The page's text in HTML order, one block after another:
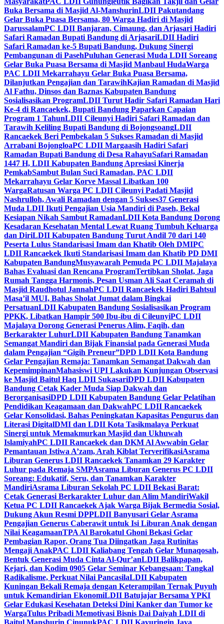
Buka Bersama di Masjid Al-ManshurinLDII Pakutandang
Gelar Buka Puasa Bersama, 80 Warga Hadiri di Masjid
DarussalamPC LDII Banjaran, Cimaung, dan Arjasari Hadiri
Safari Ramadan Bupati Bandung di ArjasariLDII Hadiri
Safari Ramadan ke-5 Bupati Bandung, Dukung Sinergi
Pembangunan di PasehPuluhan Generasi Muda LDII Soreang
Gelar Buka Puasa Bersama di Masjid Manbaul HudaWarga
PAC LDII Mekarrahayu Gelar Buka Puasa Bersama,
Dilanjutkan Pengajian dan TarawihKajian Ramadan di Masjid
Al Fathu, Dinsos dan Baznas Kabupaten Bandung
Sosialisasikan ProgramLDII Turut Hadir Safari Ramadan Hari
Ke-4 di Rancaekek, Bupati Bandung Paparkan Capaian
Program 1 TahunLDII Cileunyi Hadiri Safari Ramadan dan
Tarawih Keliling Bupati Bandung di BojongsoangLDII
Rancaekek Beri Pembekalan 5 Sukses Ramadan di Masjid
Arrabani BojongloaPC LDII Margaasih Hadiri Safari
Ramadan Bupati Bandung di Desa RahayuSafari Ramadan
1447 H, LDII Kabupaten Bandung Apresiasi Kinerja
PemkabSambut Bulan Suci Ramadan, PAC LDII
Mekarrahayu Gelar Korve Massal Libatkan 100
WargaRatusan Warga PC LDII Cileunyi Padati Masjid
Nashrulloh, Awali Ramadan dengan 5 Sukses37 Generasi
Muda LDII Ikuti Pengajian Usia Mandiri di Paseh, Bekal
Kesiapan Nikah Sambut RamadanLDII Kota Bandung Dorong
Kesadaran Kesehatan Mental Lewat Ruang Tumbuh Keluarga
dan DiriLDII Kabupaten Bandung Turut Andil 70 dari 140
Peserta Lulus Standarisasi Imam dan Khatib Oleh DMIPC
LDII Rancaekek Ikuti Standarisasi Imam dan Khatib PD DMI
Kabupaten BandungMusyawarah Pemuda PC LDII Majalaya
Bahas Evaluasi dan Rencana ProgramTertibkan Sholat, Jaga
Rumah Tangga Harmonis, Pesan Usman Ali Saat Ceramah di
Masjid Raudhotul JannahPC LDII Rancaekek Hadiri Bahtsul
Masa’il MUI, Bahas Sholat Jumat dalam Bingkai
PersatuanLDII Kabupaten Bandung Sosialisasikan Program
PPKK, Libatkan Hampir 500 Ibu-ibu di CileunyiPC LDII
Majalaya Dorong Generasi Penerus Alim, Faqih, dan
Berkarakter LuhurLDII Kabupaten Bandung Tanamkan
Semangat Mandiri dan Bijak Finansial pada Generasi Muda
dalam Pengajian “Gigih Preneur”DPD LDII Kota Bandung
Gelar Pengajian Remaja: Tanamkan Semangat Dakwah dan
KepemimpinanMahasiswi UPI Lakukan Kunjungan Observasi
ke Masjid Baitul Haq LDII SukasariDPD LDII Kabupaten
Bandung Cetak Kader Muda Siap Dakwah dan
BerorganisasiDPD LDII Kabupaten Bandung Gelar Pelatihan
Pendidikan Keagamaan dan DakwahPC LDII Rancaekek
Gelar Konsolidasi, Bahas Peningkatan Kapasitas Pengurus dan
Literasi DigitalDMI dan LDII Kota Tasikmalaya Perkuat
Sinergi untuk Memakmurkan Masjid dan Ukhuwah
IslamiyahPC LDII Rancaekek dan DKM Al Awwabin Gelar
Pemantauan Istiwa A’zam, Arah Kiblat TerverifikasiAsrama
Liburan Generus LDII Rancaekek Tanamkan 29 Karakter
Luhur pada Remaja SMPAsrama Liburan Generus PC LDII
Soreang: Edukatif, Seru, dan Tanamkan Karakter
MandiriAsrama Liburan Sekolah PC LDII Bekasi Barat:
Cetak Generasi Berkarakter Luhur dan Alim MandiriWakil
Ketua PC LDII Rancaekek Ajak Warga Bijak Bermedia Sosial,
Dukung Akun Resmi DPPLDII Banyusari Gelar Asrama
Pengajian Generus Caberawit untuk Isi Liburan Anak dengan
Nilai KeagamaanTPA Al Barokatul Ghoni Bekasi Gelar
Pembagian Rapor, Orang Tua Diingatkan Jaga Rutinitas
Mengaji AnakPAC LDII Kaliabang Tengah Gelar Munaqosah,
Bentuk Generasi Muda Cinta Al-Qur’anLDII Balikpapan,
Kejari, dan Kodim 0905 Gelar Seminar Kebangsaan: Tangkal
Radikalisme, Perkuat Nilai PancasilaLDII Kabupaten
Kuningan Bekali Remaja dengan Keterampilan Ternak Puyuh
untuk Kemandirian EkonomiLDII Batujajar Bersama YPKI
Gelar Edukasi Kesehatan Deteksi Dini Kanker dan Tumor ke
WargaTulus Pribadi Memotivasi Bisnis Dai Daiyah LDII di
Baitul Manshurin CinunukPAC LDII Kayuringin Jaya